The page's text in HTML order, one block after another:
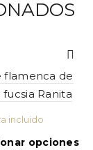
flamenca de
Ranita
incluido
opciones